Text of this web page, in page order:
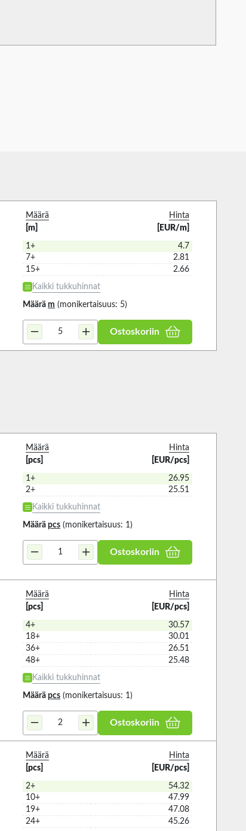
Määrä
[m]
Hinta
[EUR/m]
1+
4.7
7+
2.81
15+
2.66
Kaikki tukkuhinnat
Määrä m (monikertaisuus: 5)
Ostoskoriin
Määrä
[pcs]
Hinta
[EUR/pcs]
1+
26.95
2+
25.51
Kaikki tukkuhinnat
Määrä pcs (monikertaisuus: 1)
Ostoskoriin
Määrä
[pcs]
Hinta
[EUR/pcs]
4+
30.57
18+
30.01
36+
26.51
48+
25.48
Kaikki tukkuhinnat
Määrä pcs (monikertaisuus: 1)
Ostoskoriin
Määrä
[pcs]
Hinta
[EUR/pcs]
2+
54.32
10+
47.99
19+
47.08
24+
45.26